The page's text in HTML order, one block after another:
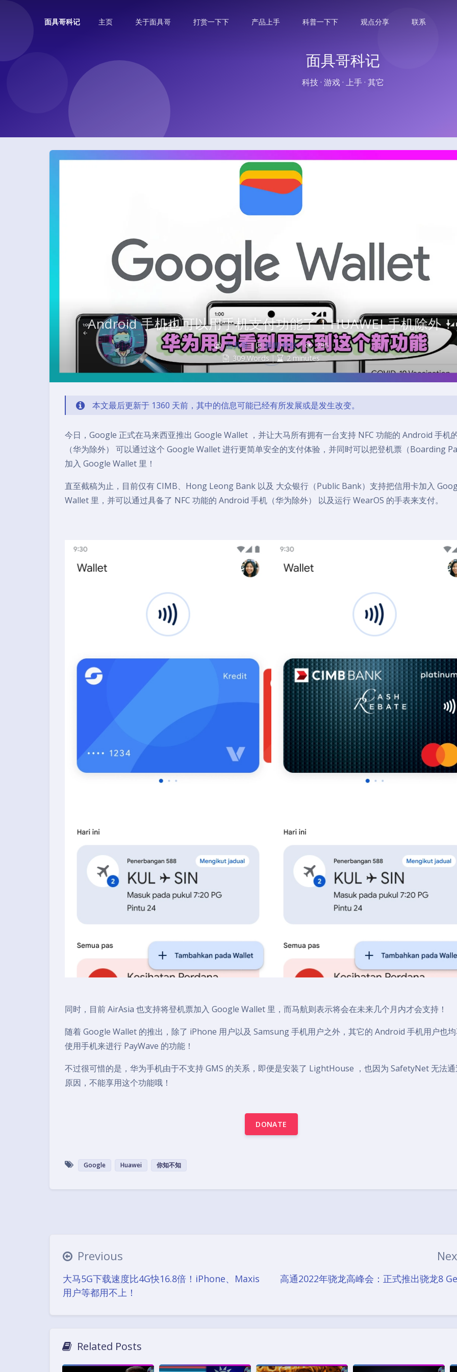
面具哥科记 主页 关于面具哥 打赏一下下 产品上手 科普一下下 观点分享 联系
面具哥科记
科技 · 游戏 · 上手 · 其它
Android 手机也可以用手机支付功能了！HUAWEI 手机除外！
面具哥| 新闻,科技|
295
309 Words| 2 minutes
本文最后更新于 1360 天前，其中的信息可能已经有所发展或是发生改变。
今日，Google 正式在马来西亚推出 Google Wallet ，并让大马所有拥有一台支持 NFC 功能的 Android 手机
（华为除外） 可以通过这个 Google Wallet 进行更简单安全的支付体验，并同时可以把登机票（Boarding
加入 Google Wallet 里！
直至截稿为止，目前仅有 CIMB、Hong Leong Bank 以及 大众银行（Public Bank）支持把信用卡加入
Wallet 里，并可以通过具备了 NFC 功能的 Android 手机（华为除外） 以及运行 WearOS 的手表来支付。
同时，目前 AirAsia 也支持将登机票加入 Google Wallet 里，而马航则表示将会在未来几个月内才会支持！
随着 Google Wallet 的推出，除了 iPhone 用户以及 Samsung 手机用户之外，其它的 Android 手机用户也
使用手机来进行 PayWave 的功能！
不过很可惜的是，华为手机由于不支持 GMS 的关系，即便是安装了 LightHouse ，也因为 SafetyNet 无法
原因，不能享用这个功能哦！
DONATE
Google Huawei 你知不知
Previous
大马5G下载速度比4G快16.8倍！iPhone、Maxis
用户等都用不上！
高通2022年骁龙高峰会：正式推出骁龙8
Related Posts